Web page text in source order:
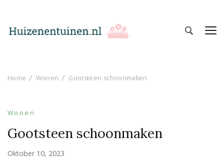
Home Wonen Gootsteen schoonmaken
Wonen
Gootsteen schoonmaken
Oktober 10, 2023